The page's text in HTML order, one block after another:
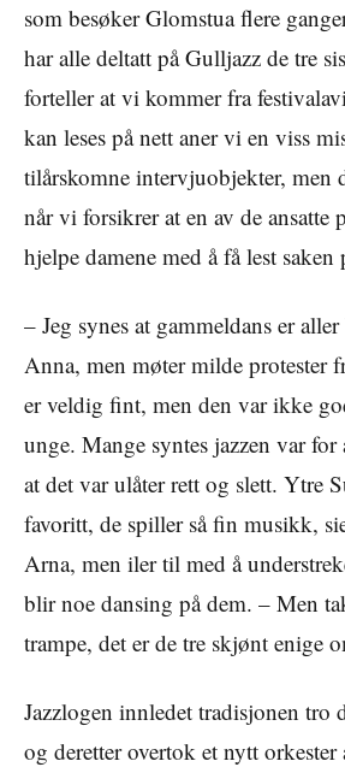
som besøker Glomstua flere
har alle deltatt på Gulljazz de tre
forteller at vi kommer fra
kan leses på nett aner vi en viss
tilårskomne intervjuobjekter, men
når vi forsikrer at en av de ansatte
hjelpe damene med å få lest saken
– Jeg synes at gammeldans er
Anna, men møter milde protester
er veldig fint, men den var ikke
unge. Mange syntes jazzen var for
at det var ulåter rett og slett. Ytre
favoritt, de spiller så fin musikk,
Arna, men iler til med å
blir noe dansing på dem. – Men
trampe, det er de tre skjønt enige
Jazzlogen innledet tradisjonen tro
og deretter overtok et nytt